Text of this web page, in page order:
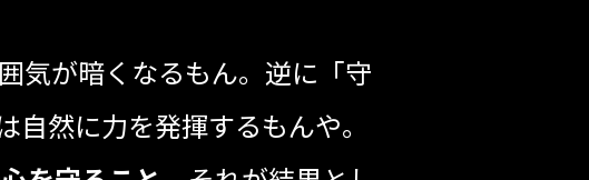
気が暗くなるもん。逆に「守
然に力を発揮するもんや。